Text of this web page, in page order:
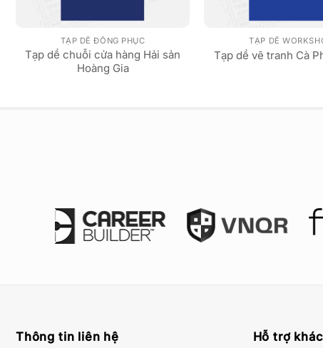
TẠP DỀ ĐỒNG PHỤC
Tạp dề chuỗi cửa hàng Hải sản
Hoàng Gia
TẠP DỀ
Tạp dề vẽ tranh Cà
Thông tin liên hệ Hỗ trợ